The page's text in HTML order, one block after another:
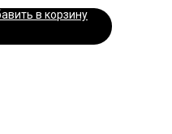
в корзину